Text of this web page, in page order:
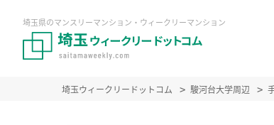
埼玉県のマンスリーマンション・ウィークリーマンション
埼玉ウィークリードットコム 駿河台大学周辺